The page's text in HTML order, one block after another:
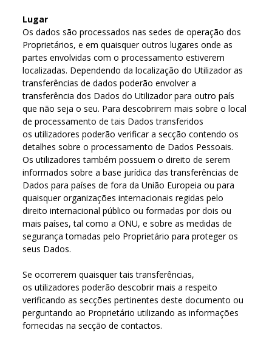
Lugar
Os dados são processados nas sedes de operação dos
Proprietários, e em quaisquer outros lugares onde as
partes envolvidas com o processamento estiverem
localizadas. Dependendo da localização do Utilizador as
transferências de dados poderão envolver a
transferência dos Dados do Utilizador para outro país
que não seja o seu. Para descobrirem mais sobre o local
de processamento de tais Dados transferidos
os utilizadores poderão verificar a secção contendo os
detalhes sobre o processamento de Dados Pessoais.
Os utilizadores também possuem o direito de serem
informados sobre a base jurídica das transferências de
Dados para países de fora da União Europeia ou para
quaisquer organizações internacionais regidas pelo
direito internacional público ou formadas por dois ou
mais países, tal como a ONU, e sobre as medidas de
segurança tomadas pelo Proprietário para proteger os
seus Dados.
Se ocorrerem quaisquer tais transferências,
os utilizadores poderão descobrir mais a respeito
verificando as secções pertinentes deste documento ou
perguntando ao Proprietário utilizando as informações
fornecidas na secção de contactos.